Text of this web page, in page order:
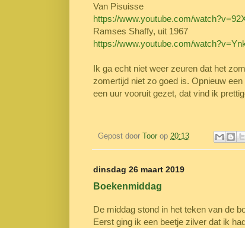
Van Pisuisse
https://www.youtube.com/
Ramses Shaffy, uit 1967
https://www.youtube.com/
Ik ga echt niet weer zeuren dat het
zomertijd niet zo goed is. Opnieuw
een uur vooruit gezet, dat vind ik
Gepost door Toor op 20:13
dinsdag 26 maart 2019
Boekenmiddag
De middag stond in het teken van de
Eerst ging ik een beetje zilver dat ik